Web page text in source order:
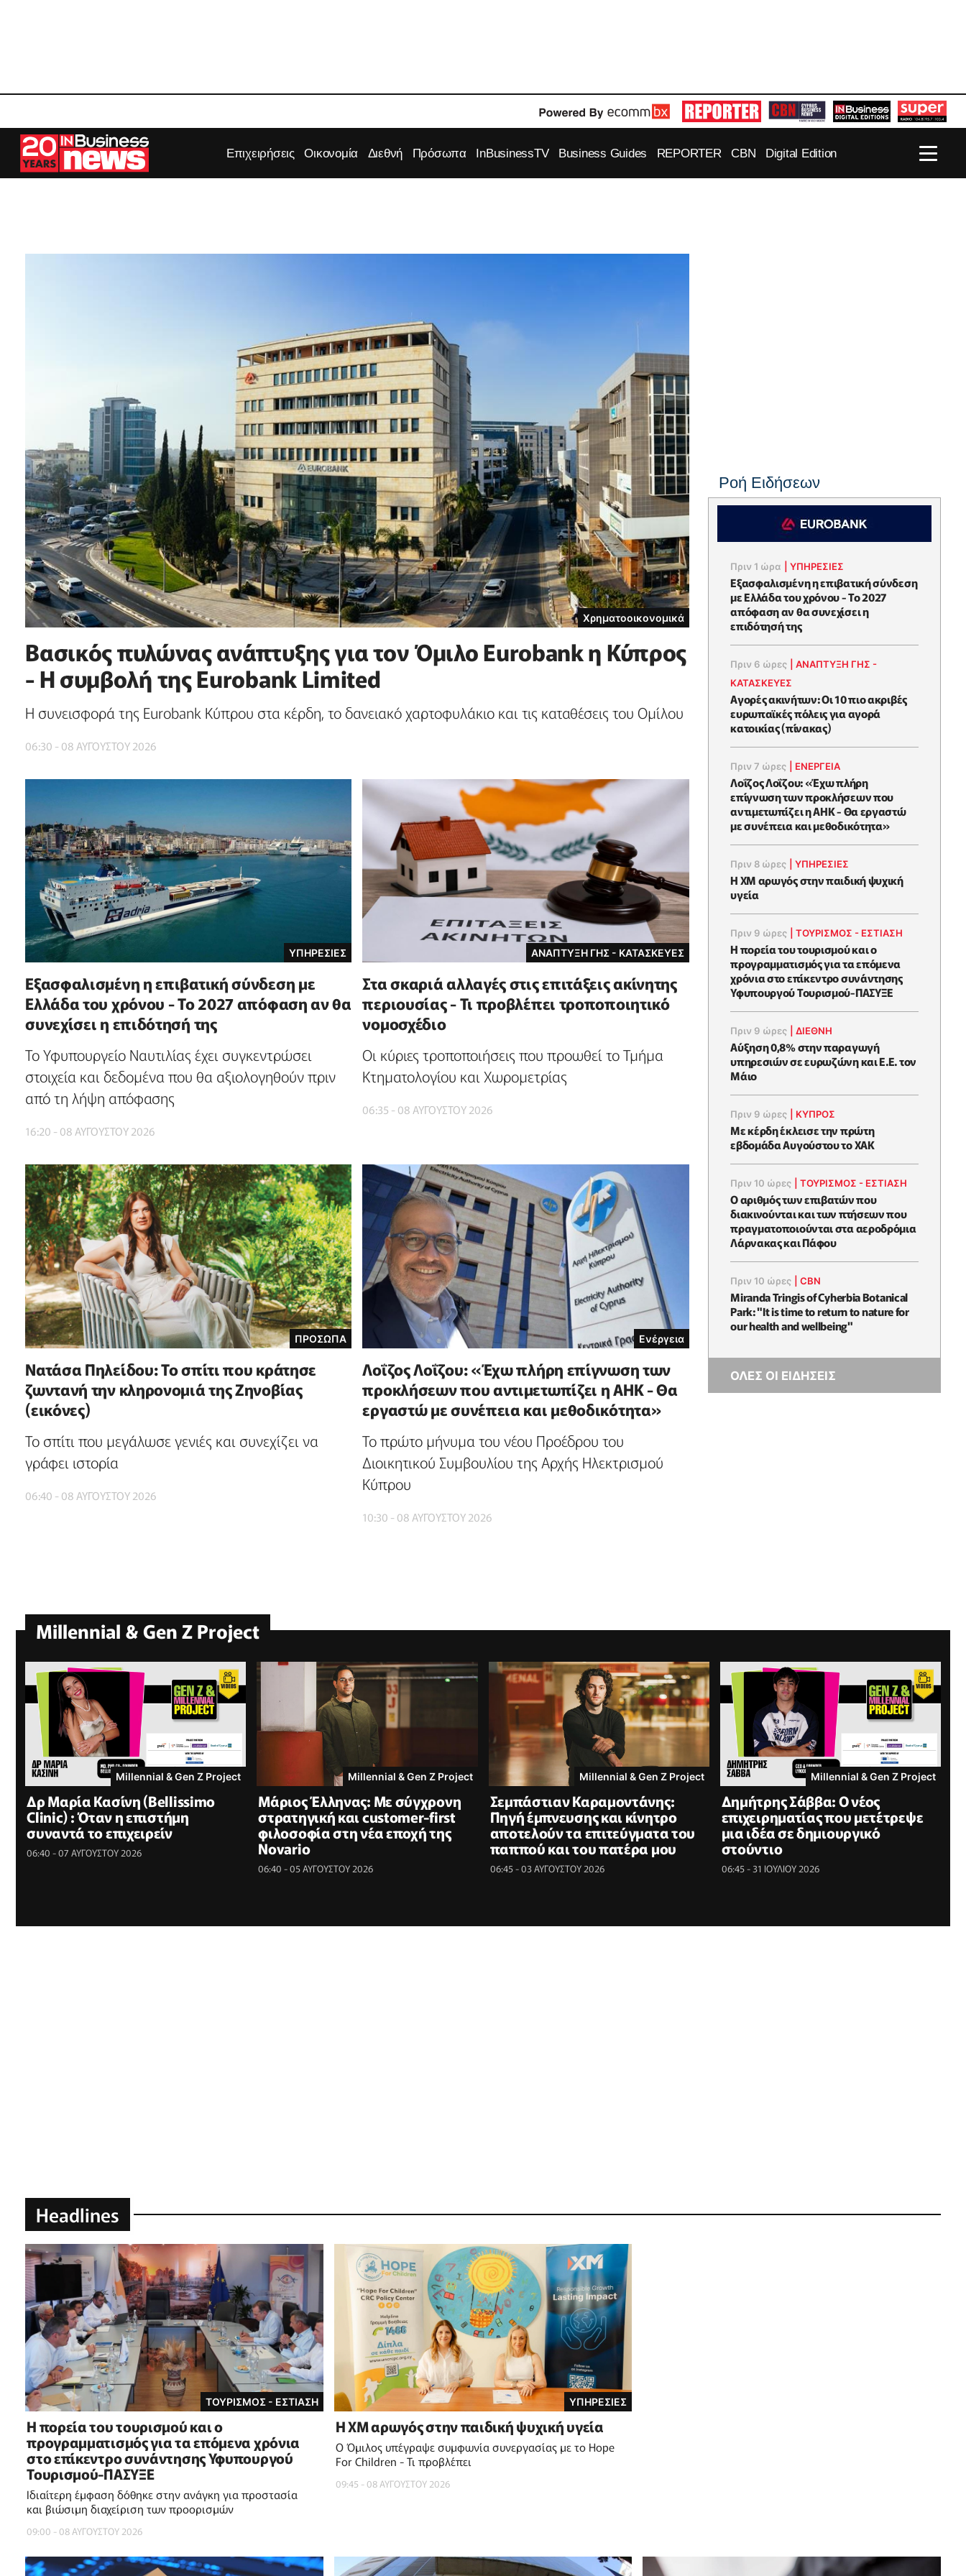
Επιχειρήσεις Οικονομία Διεθνή Πρόσωπα InBusinessTV Business Guides REPORTER CBN Digital Edition
Χρηματοοικονομικά
Βασικός πυλώνας ανάπτυξης για τον Όμιλο Eurobank η Κύπρος
- Η συμβολή της Eurobank Limited
Η συνεισφορά της Eurobank Κύπρου στα κέρδη, το δανειακό χαρτοφυλάκιο και τις καταθέσεις του Ομίλου
06:30 - 08 ΑΥΓΟΥΣΤΟΥ 2026
ΥΠΗΡΕΣΙΕΣ
Εξασφαλισμένη η επιβατική σύνδεση με
Ελλάδα του χρόνου - Το 2027 απόφαση αν θα
συνεχίσει η επιδότησή της
Το Υφυπουργείο Ναυτιλίας έχει συγκεντρώσει
στοιχεία και δεδομένα που θα αξιολογηθούν πριν
από τη λήψη απόφασης
16:20 - 08 ΑΥΓΟΥΣΤΟΥ 2026
ΑΝΑΠΤΥΞΗ ΓΗΣ - ΚΑΤΑΣΚΕΥΕΣ
Στα σκαριά αλλαγές στις επιτάξεις ακίνητης
περιουσίας - Τι προβλέπει τροποποιητικό
νομοσχέδιο
Οι κύριες τροποποιήσεις που προωθεί το Τμήμα
Κτηματολογίου και Χωρομετρίας
06:35 - 08 ΑΥΓΟΥΣΤΟΥ 2026
ΠΡΟΣΩΠΑ
Νατάσα Πηλείδου: Το σπίτι που κράτησε
ζωντανή την κληρονομιά της Ζηνοβίας
(εικόνες)
Το σπίτι που μεγάλωσε γενιές και συνεχίζει να
γράφει ιστορία
06:40 - 08 ΑΥΓΟΥΣΤΟΥ 2026
Ενέργεια
Λοΐζος Λοΐζου: «Έχω πλήρη επίγνωση των
προκλήσεων που αντιμετωπίζει η ΑΗΚ - Θα
εργαστώ με συνέπεια και μεθοδικότητα»
Το πρώτο μήνυμα του νέου Προέδρου του
Διοικητικού Συμβουλίου της Αρχής Ηλεκτρισμού
Κύπρου
10:30 - 08 ΑΥΓΟΥΣΤΟΥ 2026
Ροή Ειδήσεων
Πριν 1 ώρα |ΥΠΗΡΕΣΙΕΣ
Εξασφαλισμένη η επιβατική σύνδεση
με Ελλάδα του χρόνου - Το 2027
απόφαση αν θα συνεχίσει η
επιδότησή της
Πριν 6 ώρες |ΑΝΑΠΤΥΞΗ ΓΗΣ -
ΚΑΤΑΣΚΕΥΕΣ
Αγορές ακινήτων: Οι 10 πιο ακριβές
ευρωπαϊκές πόλεις για αγορά
κατοικίας (πίνακας)
Πριν 7 ώρες ΕΝΈΡΓΕΙΑ
Λοΐζος Λοΐζου: «Έχω πλήρη
επίγνωση των προκλήσεων που
αντιμετωπίζει η ΑΗΚ - Θα εργαστώ
με συνέπεια και μεθοδικότητα»
Πριν 8 ώρες |ΥΠΗΡΕΣΙΕΣ
Η XM αρωγός στην παιδική ψυχική
υγεία
Πριν 9 ώρες |ΤΟΥΡΙΣΜΟΣ - ΕΣΤΙΑΣΗ
Η πορεία του τουρισμού και ο
προγραμματισμός για τα επόμενα
χρόνια στο επίκεντρο συνάντησης
Υφυπουργού Τουρισμού-ΠΑΣΥΞΕ
Πριν 9 ώρες |ΔΙΕΘΝΗ
Αύξηση 0,8% στην παραγωγή
υπηρεσιών σε ευρωζώνη και Ε.Ε. τον
Μάιο
Πριν 9 ώρες ΚΥΠΡΟΣ
Με κέρδη έκλεισε την πρώτη
εβδομάδα Αυγούστου το ΧΑΚ
Πριν 10 ώρες |ΤΟΥΡΙΣΜΟΣ - ΕΣΤΙΑΣΗ
Ο αριθμός των επιβατών που
διακινούνται και των πτήσεων που
πραγματοποιούνται στα αεροδρόμια
Λάρνακας και Πάφου
Πριν 10 ώρες |CBN
Miranda Tringis of Cyherbia Botanical
Park: "It is time to return to nature for
our health and wellbeing"
ΟΛΕΣ ΟΙ ΕΙΔΗΣΕΙΣ
Millennial & Gen Z Project
Millennial & Gen Z Project
Δρ Μαρία Κασίνη (Bellissimo
Clinic) : Όταν η επιστήμη
συναντά το επιχειρείν
06:40 - 07 ΑΥΓΟΥΣΤΟΥ 2026
Millennial & Gen Z Project
Μάριος Έλληνας: Με σύγχρονη
στρατηγική και customer-first
φιλοσοφία στη νέα εποχή της
Novario
06:40 - 05 ΑΥΓΟΥΣΤΟΥ 2026
Millennial & Gen Z Project
Σεμπάστιαν Καραμοντάνης:
Πηγή έμπνευσης και κίνητρο
αποτελούν τα επιτεύγματα του
παππού και του πατέρα μου
06:45 - 03 ΑΥΓΟΥΣΤΟΥ 2026
Millennial & Gen Z Project
Δημήτρης Σάββα: Ο νέος
επιχειρηματίας που μετέτρεψε
μια ιδέα σε δημιουργικό
στούντιο
06:45 - 31 ΙΟΥΛΙΟΥ 2026
Headlines
ΤΟΥΡΙΣΜΟΣ - ΕΣΤΙΑΣΗ
Η πορεία του τουρισμού και ο
προγραμματισμός για τα επόμενα χρόνια
στο επίκεντρο συνάντησης Υφυπουργού
Τουρισμού-ΠΑΣΥΞΕ
Ιδιαίτερη έμφαση δόθηκε στην ανάγκη για προστασία
και βιώσιμη διαχείριση των προορισμών
09:00 - 08 ΑΥΓΟΥΣΤΟΥ 2026
ΥΠΗΡΕΣΙΕΣ
Η XM αρωγός στην παιδική ψυχική υγεία
Ο Όμιλος υπέγραψε συμφωνία συνεργασίας με το Hope
For Children - Τι προβλέπει
09:45 - 08 ΑΥΓΟΥΣΤΟΥ 2026